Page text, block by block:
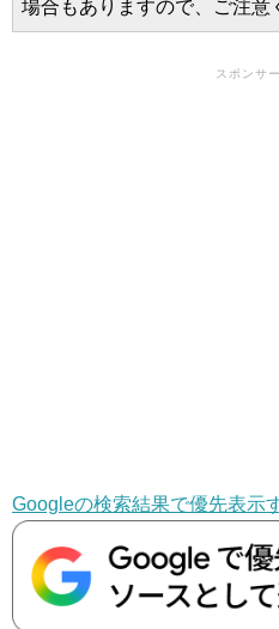
場合もありますので、ご注意
スポンサ
Googleの検索結果で優先表示